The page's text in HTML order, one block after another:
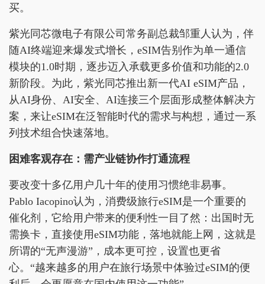
买。
紫光同芯微电子有限公司常务副总裁邹重人认为，伴
随AI终端迎来爆发式增长，eSIM告别作为单一通信
模块的1.0时期，逐步迈入承载更多价值和功能的2.0
新阶段。为此，紫光同芯推出新一代AI eSIM产品，
从AI身份、AI安全、AI连接三个层面形成整体解决方
案，来让eSIM在泛智能时代的需求与构想，通过一系
列技术组合快速落地。
困难客观存在：需产业链协作打通流程
要改变十多亿用户几十年的使用习惯绝非易事。
Pablo Iacopino认为，消费级旅行eSIM是一个重要的
催化剂，它给用户带来的便利性一目了然：出国时无
需换卡，直接使用eSIM功能，落地就能上网，这就是
所谓的“无声漫游”，成本更可控，设置也更省
心。“越来越多的用户在旅行场景中体验过eSIM的便